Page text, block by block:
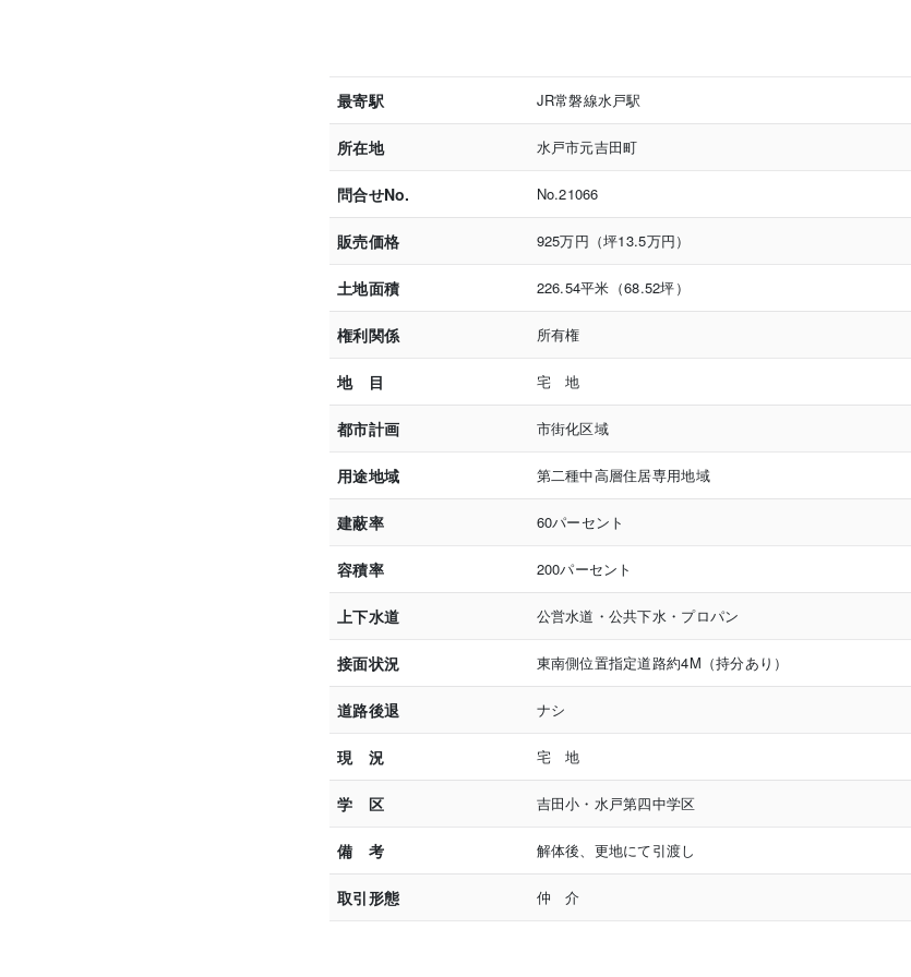
最寄駅 JR常磐線水戸駅
所在地 水戸市元吉田町
問合せNo. No.21066
販売価格 925万円（坪13.5万円）
土地面積 226.54平米（68.52坪）
権利関係 所有権
地 目 宅 地
都市計画 市街化区域
用途地域 第二種中高層住居専用地域
建蔽率 60パーセント
容積率 200パーセント
上下水道 公営水道・公共下水・プロパン
接面状況 東南側位置指定道路約4M（持分あり）
道路後退 ナシ
現 況 宅 地
学 区 吉田小・水戸第四中学区
備 考 解体後、更地にて引渡し
取引形態 仲 介